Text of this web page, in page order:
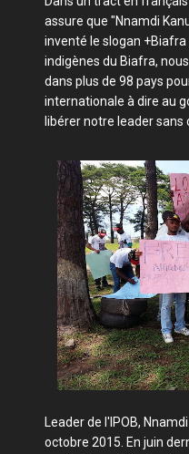
assure que "Nnamdi
inventé le slogan +Biafra
indigènes du Biafra,
dans plus de 98 pays
internationale à dire au
libérer notre leader sans
Leader de l'IPOB,
octobre 2015. En juin